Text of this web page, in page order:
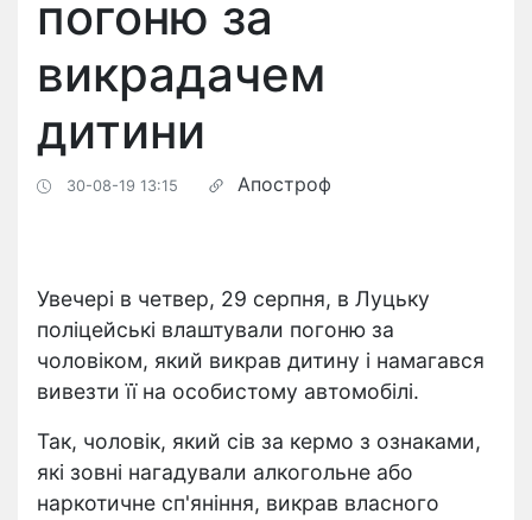
погоню за
викрадачем
дитини
30-08-19 13:15 Апостроф
Увечері в четвер, 29 серпня, в Луцьку
поліцейські влаштували погоню за
чоловіком, який викрав дитину і намагався
вивезти її на особистому автомобілі.
Так, чоловік, який сів за кермо з ознаками,
які зовні нагадували алкогольне або
наркотичне сп'яніння, викрав власного